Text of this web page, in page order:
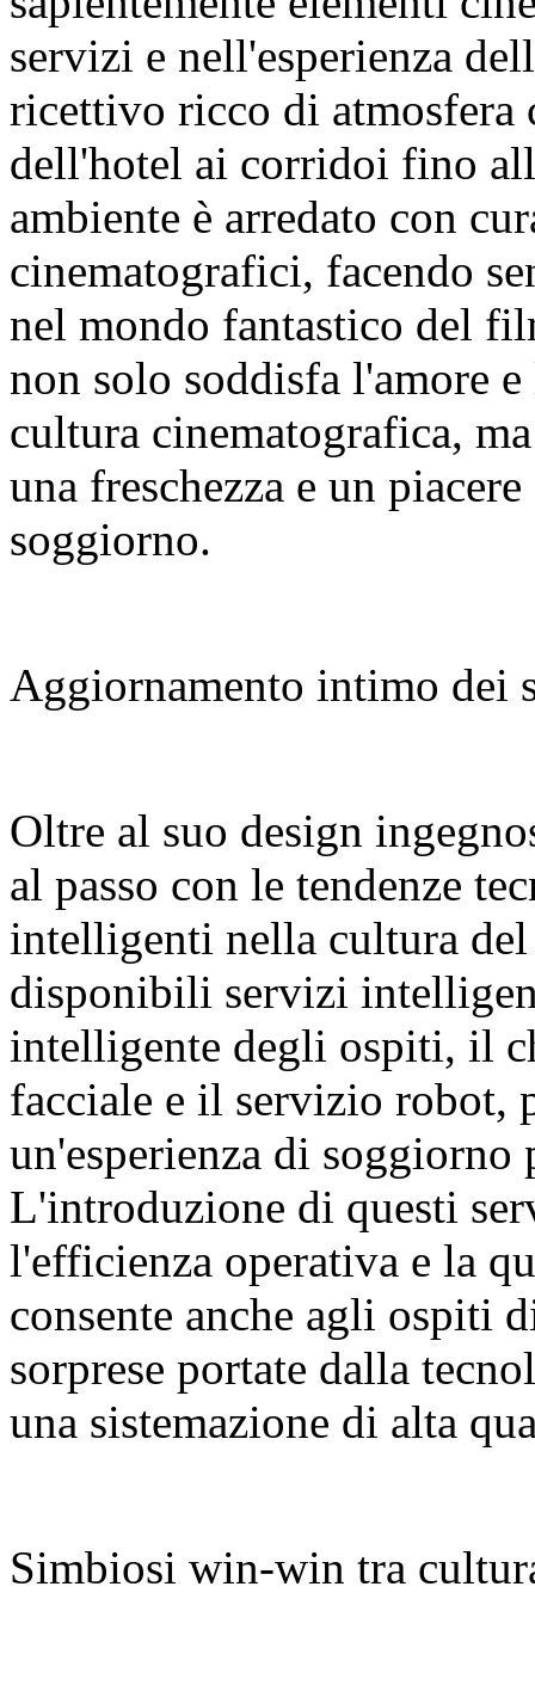
servizi e nell'esperienza
ricettivo ricco di atmosfera
dell'hotel ai corridoi fino
ambiente è arredato con
cinematografici, facendo
nel mondo fantastico del
non solo soddisfa l'amore
cultura cinematografica,
una freschezza e un
soggiorno.
Aggiornamento intimo dei
Oltre al suo design
al passo con le tendenze
intelligenti nella cultura
disponibili servizi
intelligente degli ospiti, il
facciale e il servizio robot,
un'esperienza di
L'introduzione di questi
l'efficienza operativa e la
consente anche agli ospiti
sorprese portate dalla
una sistemazione di alta
Simbiosi win-win tra